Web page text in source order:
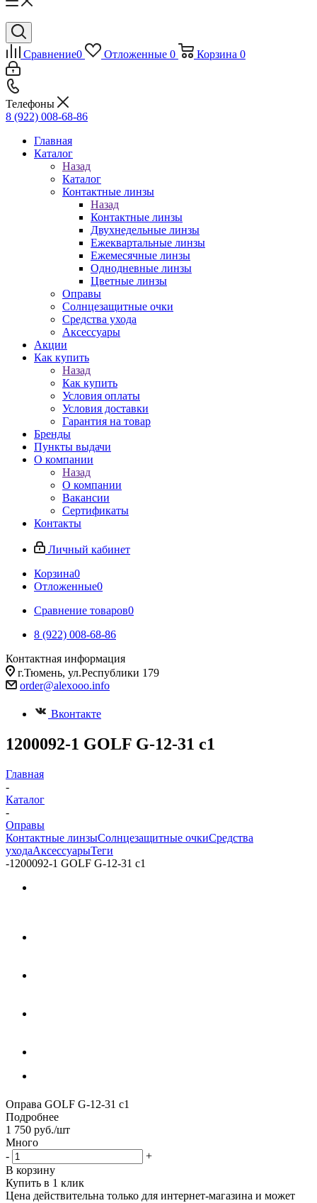
Сравнение0 Отложенные 0 Корзина 0
Телефоны
8 (922) 008-68-86
Главная
Каталог
Назад
Каталог
Контактные линзы
Назад
Контактные линзы
Двухнедельные линзы
Ежеквартальные линзы
Ежемесячные линзы
Однодневные линзы
Цветные линзы
Оправы
Солнцезащитные очки
Средства ухода
Аксессуары
Акции
Как купить
Назад
Как купить
Условия оплаты
Условия доставки
Гарантия на товар
Бренды
Пункты выдачи
О компании
Назад
О компании
Вакансии
Сертификаты
Контакты
Личный кабинет
Корзина0
Отложенные0
Сравнение товаров0
8 (922) 008-68-86
Контактная информация
г.Тюмень, ул.Республики 179
order@alexooo.info
Вконтакте
1200092-1 GOLF G-12-31 с1
Главная
-
Каталог
-
Оправы
Контактные линзыСолнцезащитные очкиСредства
уходаАксессуарыТеги
-1200092-1 GOLF G-12-31 с1
Оправа GOLF G-12-31 с1
Подробнее
1 750 руб./шт
Много
-
+
В корзину
Купить в 1 клик
Цена действительна только для интернет-магазина и может